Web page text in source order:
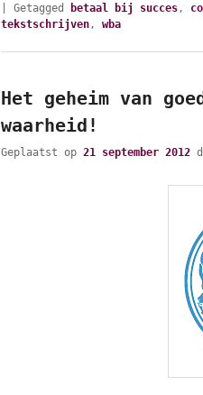
Getagged betaal bij succes,
tekstschrijven, wba
Het geheim van
waarheid!
Geplaatst op 21 september 2012